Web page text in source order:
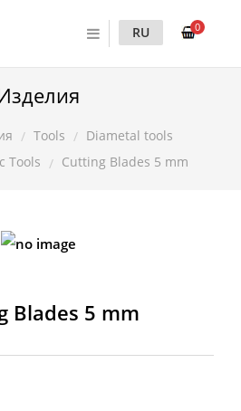
0
RU
Tools
Diametal tools
Tools
Cutting Blades 5 mm
Blades 5 mm